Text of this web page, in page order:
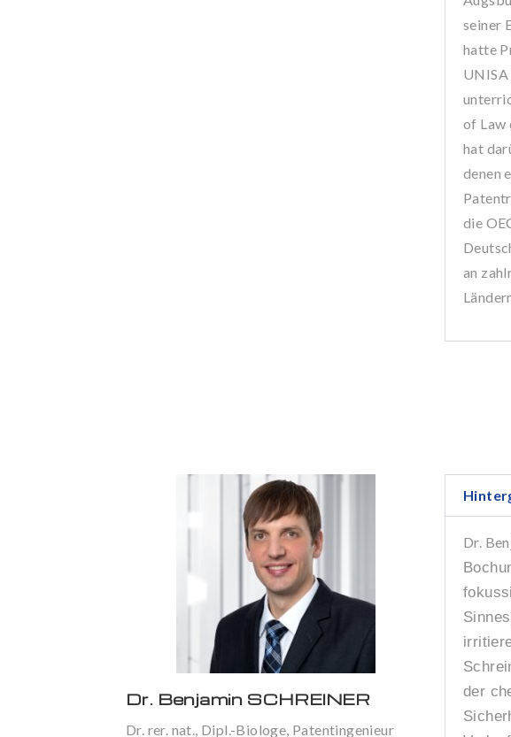
seiner
hatte
of Law
hat
denen
die
an
Dr. Benjamin SCHREINER
Dr. rer. nat., Dipl.-Biologe, Patentingenieur
Dr.
der